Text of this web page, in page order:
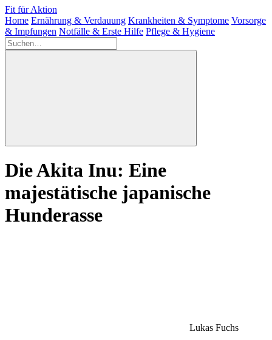
Fit für Aktion
Home Ernährung & Verdauung Krankheiten & Symptome Vorsorge
& Impfungen Notfälle & Erste Hilfe Pflege & Hygiene
Die Akita Inu: Eine
majestätische japanische
Hunderasse
Lukas Fuchs